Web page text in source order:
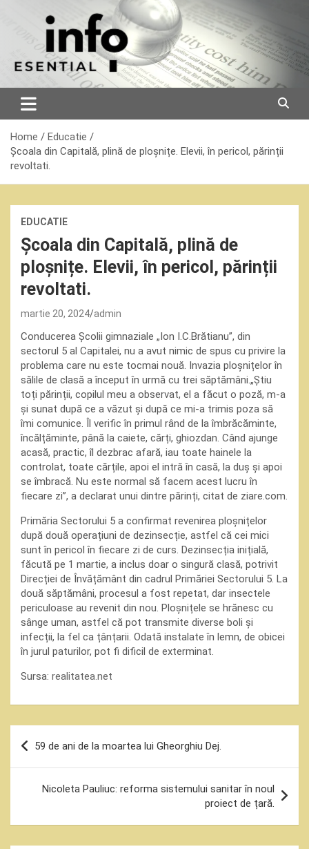
Home
Educatie
Școala din Capitală, plină de ploșnițe. Elevii, în pericol, părinții
revoltati.
EDUCATIE
Școala din Capitală, plină de
ploșnițe. Elevii, în pericol, părinții
revoltati.
martie 20, 2024 admin
Conducerea Școlii gimnaziale „Ion I.C.Brătianu”, din
sectorul 5 al Capitalei, nu a avut nimic de spus cu privire la
problema care nu este tocmai nouă. Invazia ploșnițelor în
sălile de clasă a început în urmă cu trei săptămâni.„Știu
toți părinții, copilul meu a observat, el a făcut o poză, m-a
și sunat după ce a văzut și după ce mi-a trimis poza să
îmi comunice. Îl verific în primul rând de la îmbrăcăminte,
încălțăminte, până la caiete, cărți, ghiozdan. Când ajunge
acasă, practic, îl dezbrac afară, iau toate hainele la
controlat, toate cărțile, apoi el intră în casă, la duș și apoi
se îmbracă. Nu este normal să facem acest lucru în
fiecare zi”, a declarat unui dintre părinți, citat de ziare.com.
Primăria Sectorului 5 a confirmat revenirea ploșnițelor
după două operațiuni de dezinsecție, astfel că cei mici
sunt în pericol în fiecare zi de curs. Dezinsecția inițială,
făcută pe 1 martie, a inclus doar o singură clasă, potrivit
Direcției de Învățământ din cadrul Primăriei Sectorului 5. La
două săptămâni, procesul a fost repetat, dar insectele
periculoase au revenit din nou. Ploșnițele se hrănesc cu
sânge uman, astfel că pot transmite diverse boli și
infecții, la fel ca țânțarii. Odată instalate în lemn, de obicei
în jurul paturilor, pot fi dificil de exterminat.
Sursa: realitatea.net
Navigare
articole
59 de ani de la moartea lui Gheorghiu Dej.
Nicoleta Pauliuc: reforma sistemului sanitar în noul
proiect de țară.